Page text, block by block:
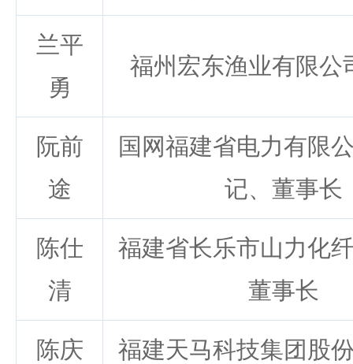
兰平
勇
福州宏东渔业有限公
阮前
途
国网福建省电力有限
记、董事长
陈仕
清
福建省长乐市山力化
董事长
陈庆
福建天马科技集团股